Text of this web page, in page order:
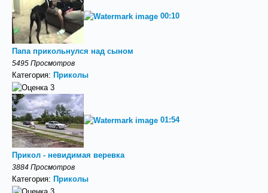
00:10
Папа прикольнулся над сыном
5495 Просмотров
Категория: Приколы
01:54
Прикол - невидимая веревка
3884 Просмотров
Категория: Приколы